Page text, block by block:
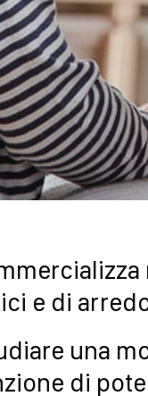
e di
una
di